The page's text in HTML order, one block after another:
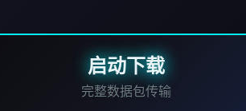
启动下载
完整数据包传输